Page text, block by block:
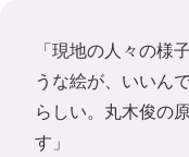
「現地の人々の様
うな絵が、いいん
らしい。丸木俊の
す」